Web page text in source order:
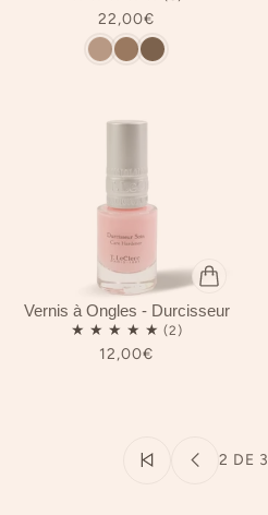
22,00€
Vernis à Ongles - Durcisseur
12,00€
2 DE 3